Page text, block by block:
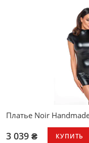
Платье Noir
3 039 ₴ КУПИТЬ